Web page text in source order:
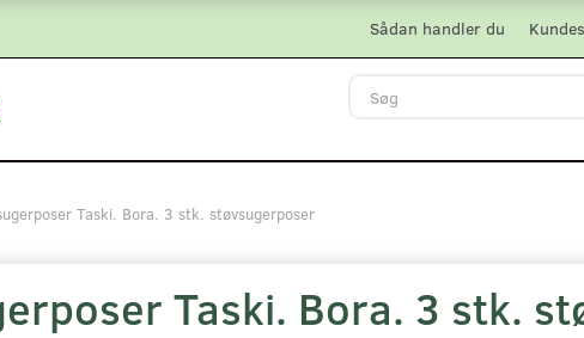
Sådan handler du
Taski. Bora. 3 stk. støvsugerposer
Taski. Bora. 3 stk.